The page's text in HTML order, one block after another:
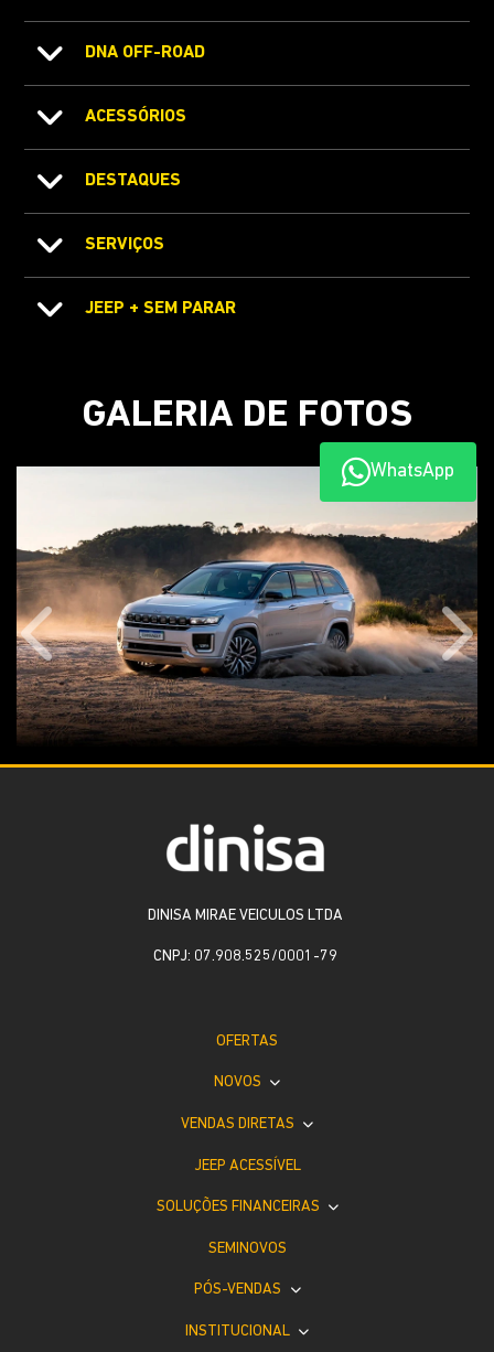
DNA OFF-ROAD
ACESSÓRIOS
DESTAQUES
SERVIÇOS
JEEP + SEM PARAR
GALERIA DE FOTOS
Anterior
WhatsApp
DINISA MIRAE VEICULOS LTDA
CNPJ: 07.908.525/0001-79
OFERTAS
NOVOS
VENDAS DIRETAS
JEEP ACESSÍVEL
SOLUÇÕES FINANCEIRAS
SEMINOVOS
PÓS-VENDAS
INSTITUCIONAL